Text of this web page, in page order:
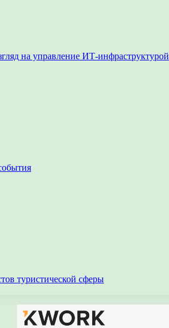
на управление ИТ-инфраструктурой
туристической сферы